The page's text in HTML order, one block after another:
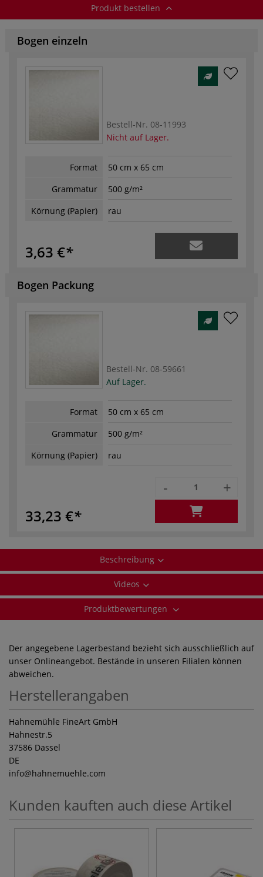
Produkt bestellen
Bogen einzeln
Bestell-Nr. 08-11993
Nicht auf Lager.
Format
50 cm x 65 cm
Grammatur
500 g/m²
Körnung (Papier)
rau
3,63 €
Bogen Packung
Bestell-Nr. 08-59661
Auf Lager.
Format
50 cm x 65 cm
Grammatur
500 g/m²
Körnung (Papier)
rau
33,23 €
- +
Beschreibung
Videos
Produktbewertungen
Der angegebene Lagerbestand bezieht sich ausschließlich auf
unser Onlineangebot. Bestände in unseren Filialen können
abweichen.
Herstellerangaben
Hahnemühle FineArt GmbH
Hahnestr.5
37586 Dassel
DE
info@hahnemuehle.com
Kunden kauften auch diese Artikel